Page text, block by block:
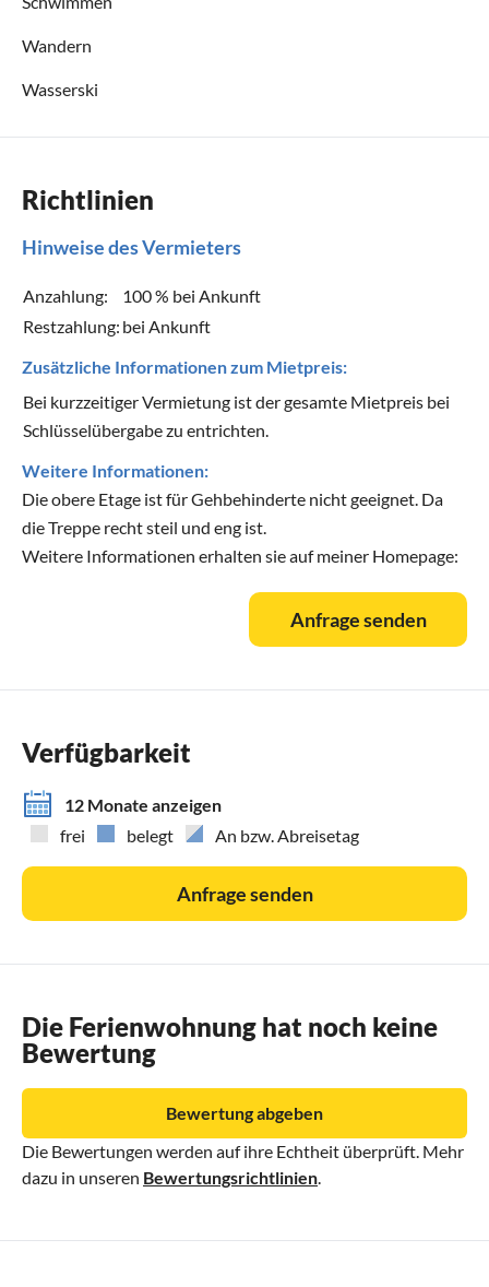
Wandern
Wasserski
Richtlinien
Hinweise des Vermieters
Anzahlung:
100 % bei Ankunft
Restzahlung: bei Ankunft
Zusätzliche Informationen zum Mietpreis:
Bei kurzzeitiger Vermietung ist der gesamte Mietpreis bei
Schlüsselübergabe zu entrichten.
Weitere Informationen:
Die obere Etage ist für Gehbehinderte nicht geeignet. Da
die Treppe recht steil und eng ist.
Weitere Informationen erhalten sie auf meiner Homepage:
Anfrage senden
Verfügbarkeit
12 Monate anzeigen
frei
belegt An bzw. Abreisetag
Anfrage senden
Die Ferienwohnung hat noch keine
Bewertung
Die Bewertungen werden auf ihre Echtheit überprüft. Mehr
dazu in unseren Bewertungsrichtlinien
Bewertung abgeben